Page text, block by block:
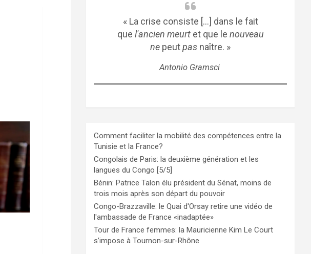
« La crise consiste [...] dans le fait
que l'ancien meurtet que le nouveau
ne peutpas naître. »
Antonio Gramsci
Comment faciliter la mobilité des compétences entre la
Tunisie et la France?
Congolais de Paris: la deuxième génération et les
langues du Congo [5/5]
Bénin: Patrice Talon élu président du Sénat, moins de
trois mois après son départ du pouvoir
Congo-Brazzaville: le Quai d'Orsay retire une vidéo de
l'ambassade de France «inadaptée»
Tour de France femmes: la Mauricienne Kim Le Court
s’impose à Tournon-sur-Rhône